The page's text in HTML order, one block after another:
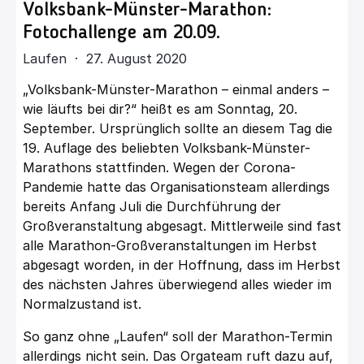
Volksbank-Münster-Marathon:
Fotochallenge am 20.09.
Laufen · 27. August 2020
„Volksbank-Münster-Marathon – einmal anders –
wie läufts bei dir?“ heißt es am Sonntag, 20.
September. Ursprünglich sollte an diesem Tag die
19. Auflage des beliebten Volksbank-Münster-
Marathons stattfinden. Wegen der Corona-
Pandemie hatte das Organisationsteam allerdings
bereits Anfang Juli die Durchführung der
Großveranstaltung abgesagt. Mittlerweile sind fast
alle Marathon-Großveranstaltungen im Herbst
abgesagt worden, in der Hoffnung, dass im Herbst
des nächsten Jahres überwiegend alles wieder im
Normalzustand ist.
So ganz ohne „Laufen“ soll der Marathon-Termin
allerdings nicht sein. Das Orgateam ruft dazu auf,